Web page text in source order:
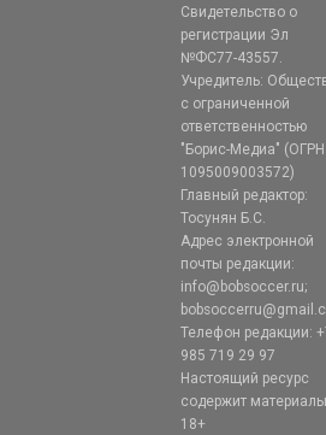
Свидетельство о
регистрации Эл
№ФС77-43557.
Учредитель:
с ограниченной
ответственностью
"Борис-Медиа" (ОГРН
1095009003572)
Главный редактор:
Тосунян Б.С.
Адрес электронной
почты редакции:
info@bobsoccer.ru;
Телефон редакции:
985 719 29 97
Настоящий ресурс
содержит
18+